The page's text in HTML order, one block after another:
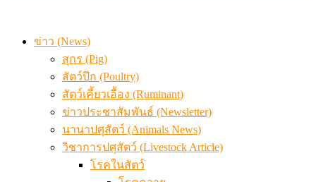
ข่าว (News)
สุกร (Pig)
สัตว์ปีก (Poultry)
สัตว์เคี้ยวเอื้อง (Ruminant)
ข่าวประชาสัมพันธ์ (Newsletter)
นานาปศุสัตว์ (Animals News)
วิชาการปศุสัตว์ (Livestock Article)
โรคในสัตว์